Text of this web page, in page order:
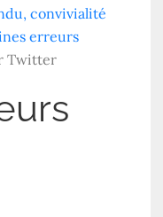
convivialité
erreurs
Twitter